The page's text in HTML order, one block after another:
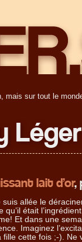
mais sur tout le
Léger
lait d’or,
suis allée le
qu’il était
Et dans une
Imaginez
fille cette fois ;-). Ne